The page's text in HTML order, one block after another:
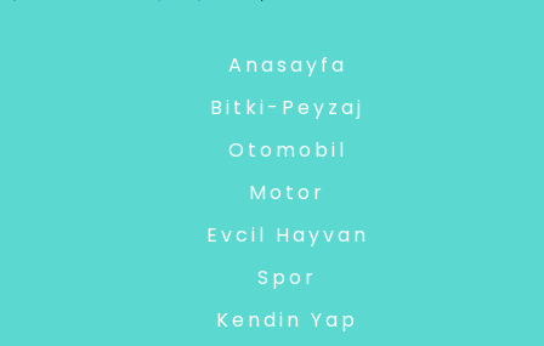
Anasayfa
Bitki-Peyzaj
Otomobil
Motor
Evcil Hayvan
Spor
Kendin Yap